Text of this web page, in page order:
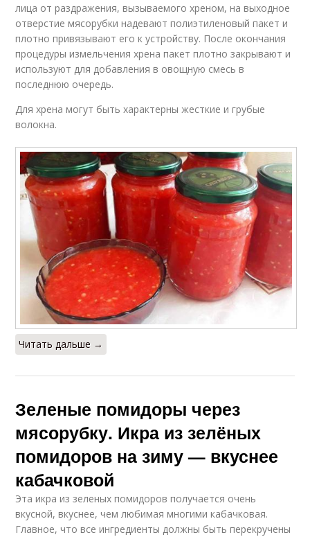
лица от раздражения, вызываемого хреном, на выходное
отверстие мясорубки надевают полиэтиленовый пакет и
плотно привязывают его к устройству. После окончания
процедуры измельчения хрена пакет плотно закрывают и
используют для добавления в овощную смесь в
последнюю очередь.
Для хрена могут быть характерны жесткие и грубые
волокна.
Читать дальше →
Зеленые помидоры через
мясорубку. Икра из зелёных
помидоров на зиму — вкуснее
кабачковой
Эта икра из зеленых помидоров получается очень
вкусной, вкуснее, чем любимая многими кабачковая.
Главное, что все ингредиенты должны быть перекручены